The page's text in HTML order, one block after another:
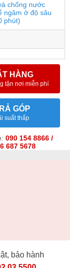
chống nước
ngâm ở độ sâu
phút)
HÀNG
tận nơi miễn phí
GÓP
suất thấp
090 154 8866 /
687 5678
bảo hành